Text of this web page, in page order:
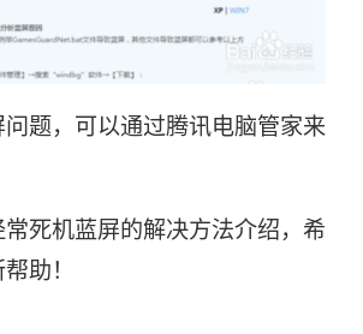
题，可以通过腾讯电脑管家来
死机蓝屏的解决方法介绍，希
助！